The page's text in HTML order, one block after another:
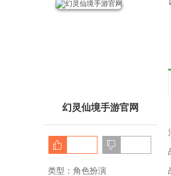
幻灵仙境手游官网
类型：角色扮演